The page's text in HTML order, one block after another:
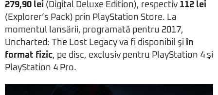
279,90 lei (Digital Deluxe Edition), respectiv 112 lei
(Explorer’s Pack) prin PlayStation Store. La
momentul lansării, programată pentru 2017,
Uncharted: The Lost Legacy va fi disponibil şi în
format fizic, pe disc, exclusiv pentru PlayStation 4 şi
PlayStation 4 Pro.